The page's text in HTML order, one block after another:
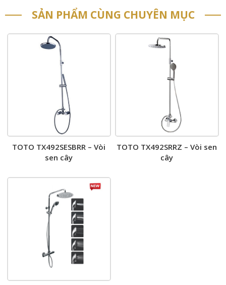
SẢN PHẨM CÙNG CHUYÊN MỤC
TOTO TX492SESBRR – Vòi
sen cây
TOTO TX492SRRZ – Vòi sen
cây